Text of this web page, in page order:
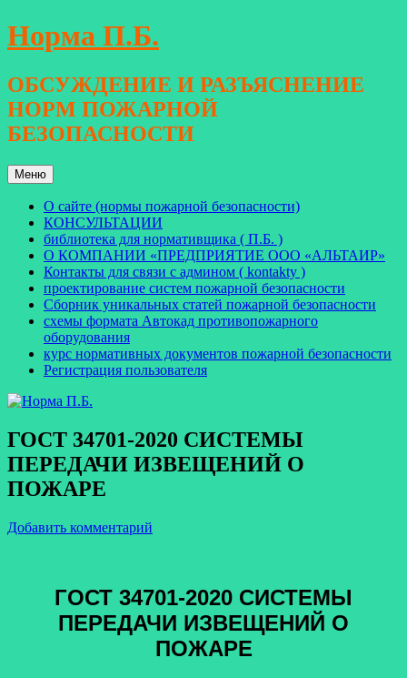
Перейти
к
Норма П.Б.
ОБСУЖДЕНИЕ И РАЗЪЯСНЕНИЕ
НОРМ ПОЖАРНОЙ
БЕЗОПАСНОСТИ
Меню
О сайте (нормы пожарной безопасности)
КОНСУЛЬТАЦИИ
библиотека для нормативщика ( П.Б. )
О КОМПАНИИ «ПРЕДПРИЯТИЕ ООО «АЛЬТАИР»
Контакты для связи с админом ( kontakty )
проектирование систем пожарной безопасности
Сборник уникальных статей пожарной безопасности
схемы формата Автокад противопожарного
оборудования
курс нормативных документов пожарной безопасности
Регистрация пользователя
ГОСТ 34701-2020 СИСТЕМЫ
ПЕРЕДАЧИ ИЗВЕЩЕНИЙ О
ПОЖАРЕ
Добавить комментарий
ГОСТ 34701-2020 СИСТЕМЫ
ПЕРЕДАЧИ ИЗВЕЩЕНИЙ О
ПОЖАРЕ